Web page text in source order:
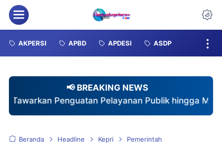
Menu
AKPERSI APBD APDESI ASDP
📢 BREAKING NEWS
Pelayanan Publik hingga Mobil Siaga
♦Rayakan
Beranda Headline Kepri Pemerintah